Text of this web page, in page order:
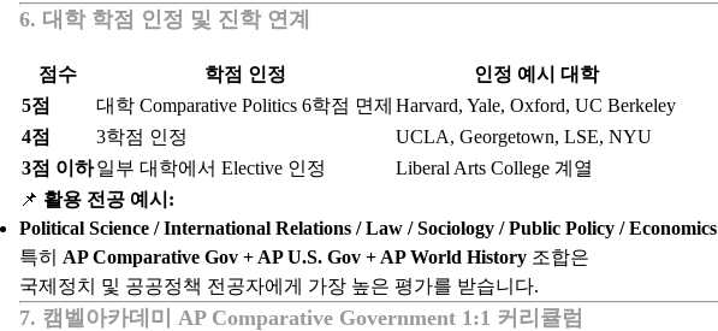
6. 대학 학점 인정 및 진학 연계
점수 학점 인정
인정 예시 대학
5점
대학 Comparative Politics 6학점 면제 Harvard, Yale, Oxford, UC Berkeley
4점
3학점 인정
UCLA, Georgetown, LSE, NYU
3점 이하일부 대학에서 Elective 인정
Liberal Arts College 계열
📌 활용 전공 예시:
Political Science / International Relations / Law / Sociology / Public Policy / Economics
특히 AP Comparative Gov + AP U.S. Gov + AP World History 조합은
국제정치 및 공공정책 전공자에게 가장 높은 평가를 받습니다.
7. 캠벨아카데미 AP Comparative Government 1:1 커리큘럼